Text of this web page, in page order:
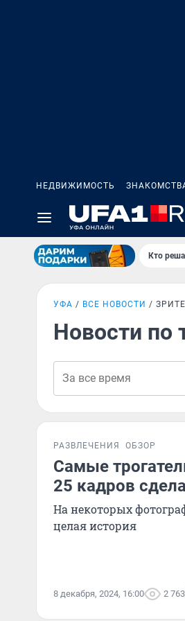
НЕДВИЖИМОСТЬ
Кто
УФА ВСЕ НОВОСТИ
Новости по
РАЗВЛЕЧЕНИЯ ОБЗОР
Самые
25 кадров
На некоторых
целая история
8 декабря, 2024, 16:00 2 763